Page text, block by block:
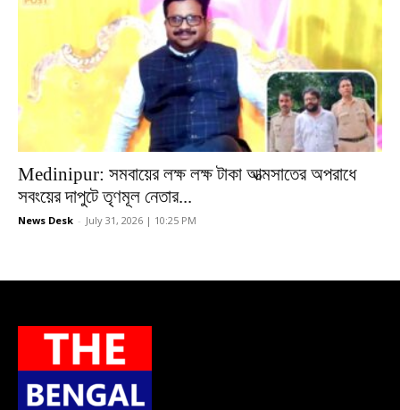
Medinipur: সমবায়ের লক্ষ লক্ষ টাকা আত্মসাতের অপরাধে
সবংয়ের দাপুটে তৃণমূল নেতার...
News Desk - July 31, 2026 | 10:25 PM